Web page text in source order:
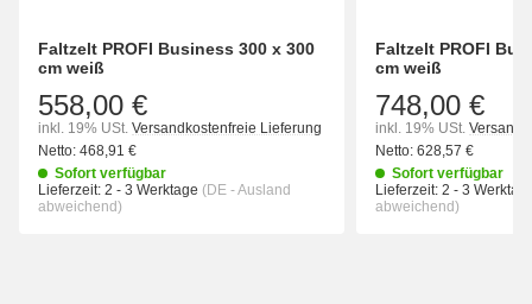
Faltzelt PROFI Business 300 x 300
cm weiß
558,00 €
inkl. 19% USt. Versandkostenfreie Lieferung
Netto: 468,91 €
Sofort verfügbar
Lieferzeit: 2 - 3 Werktage (DE - Ausland
abweichend)
Faltzelt PROFI
cm weiß
748,00 €
inkl. 19% USt.
Netto: 628,57 €
Sofort verfügbar
Lieferzeit: 2 - 3
abweichend)